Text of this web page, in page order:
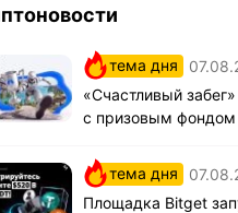
тема дня
«Счастливый забег»
с призовым
тема дня
Площадка Bitget